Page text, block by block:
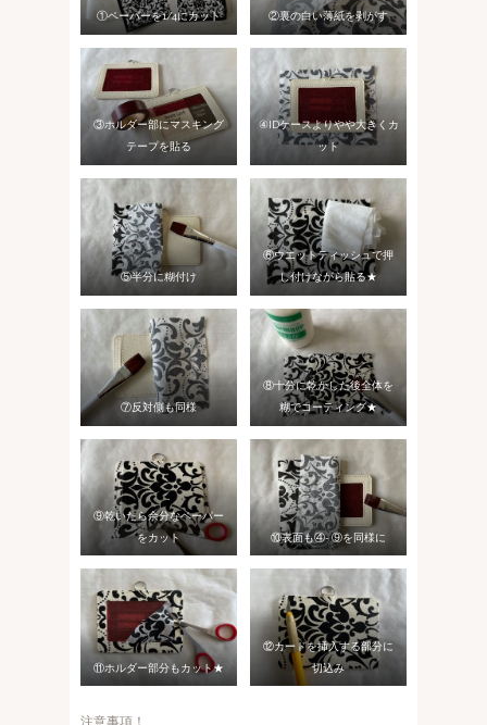
①ペーパーを1/4にカット ②裏の白い薄紙を剥がす
③ホルダー部にマスキング
テープを貼る
④IDケースよりやや大きくカ
ット
⑤半分に糊付け
⑥ウエットティッシュで押
し付けながら貼る★
⑦反対側も同様
⑧十分に乾かした後全体を
糊でコーティング★
⑨乾いたら余分なペーパー
をカット
⑩表面も④- ⑨を同様に
⑪ホルダー部分もカット★
⑫カードを挿入する部分に
切込み